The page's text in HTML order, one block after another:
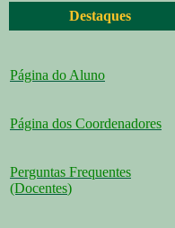
Destaques
Página do Aluno
Página dos Coordenadores
Perguntas Frequentes
(Docentes)